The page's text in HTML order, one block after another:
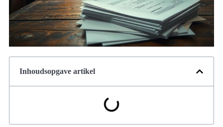
Inhoudsopgave artikel